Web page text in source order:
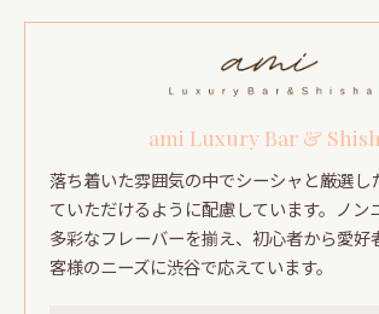
ami Luxury Bar &
落ち着いた雰囲気の中でシーシャと厳選し
ていただけるように配慮しています。ノン
多彩なフレーバーを揃え、初心者から愛好
客様のニーズに渋谷で応えています。